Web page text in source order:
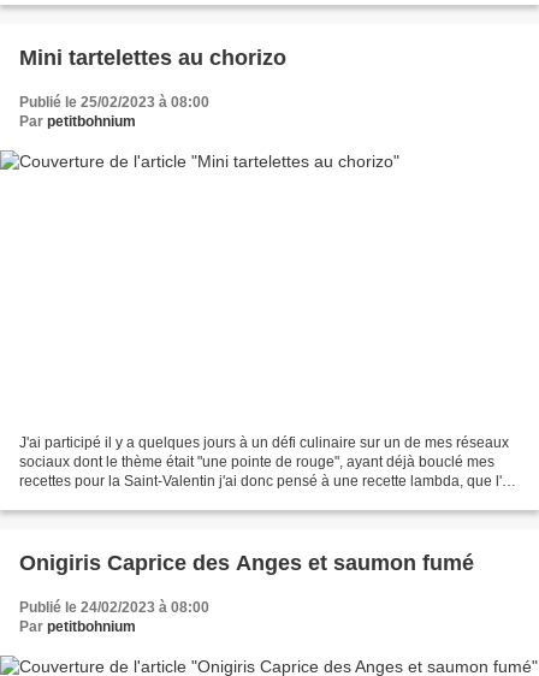
Mini tartelettes au chorizo
Publié le 25/02/2023 à 08:00
Par petitbohnium
J'ai participé il y a quelques jours à un défi culinaire sur un de mes réseaux
sociaux dont le thème était "une pointe de rouge", ayant déjà bouclé mes
recettes pour la Saint-Valentin j'ai donc pensé à une recette lambda, que l'on
Onigiris Caprice des Anges et saumon fumé
Publié le 24/02/2023 à 08:00
Par petitbohnium